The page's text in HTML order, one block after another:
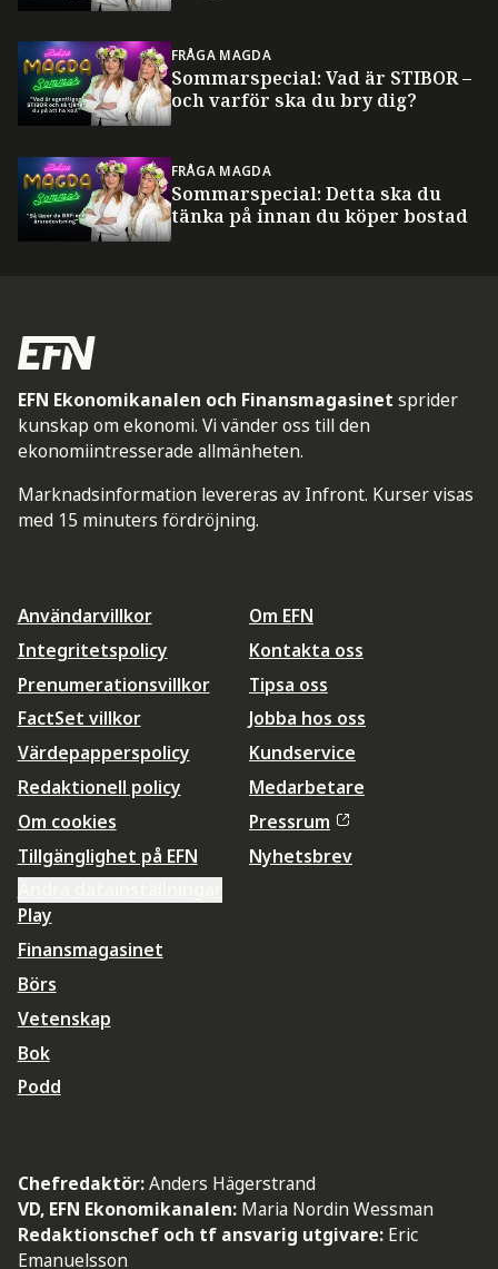
FRÅGA MAGDA
Sommarspecial: Vad är STIBOR –
och varför ska du bry dig?
FRÅGA MAGDA
Sommarspecial: Detta ska du
tänka på innan du köper bostad
EFN Ekonomikanalen och Finansmagasinet sprider
kunskap om ekonomi. Vi vänder oss till den
ekonomiintresserade allmänheten.
Marknadsinformation levereras av Infront. Kurser visas
med 15 minuters fördröjning.
Användarvillkor
Integritetspolicy
Prenumerationsvillkor
FactSet villkor
Värdepapperspolicy
Redaktionell policy
Om cookies
Tillgänglighet på EFN
Om EFN
Kontakta oss
Tipsa oss
Jobba hos oss
Kundservice
Medarbetare
Pressrum
Nyhetsbrev
Play
Finansmagasinet
Börs
Vetenskap
Bok
Podd
Chefredaktör:Anders Hägerstrand
VD, EFN Ekonomikanalen: Maria Nordin Wessman
Redaktionschef och tf ansvarig utgivare: Eric
Emanuelsson